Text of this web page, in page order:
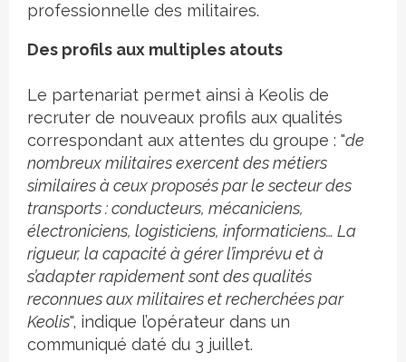
professionnelle des militaires.
Des profils aux multiples atouts
Le partenariat permet ainsi à Keolis de
recruter de nouveaux profils aux qualités
correspondant aux attentes du groupe : "de
nombreux militaires exercent des métiers
similaires à ceux proposés par le secteur des
transports : conducteurs, mécaniciens,
électroniciens, logisticiens, informaticiens… La
rigueur, la capacité à gérer l’imprévu et à
s’adapter rapidement sont des qualités
reconnues aux militaires et recherchées par
Keolis", indique l’opérateur dans un
communiqué daté du 3 juillet.